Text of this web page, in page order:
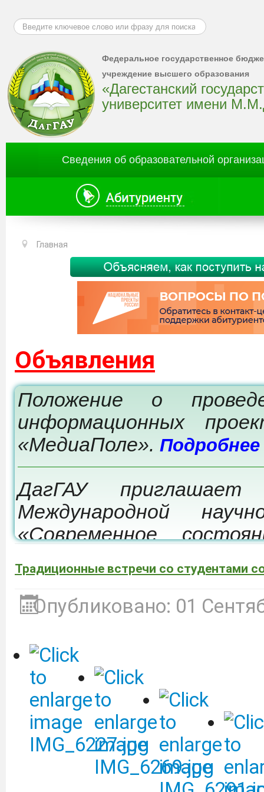
Искать...
Федеральное государственное
учреждение высшего образования
«Дагестанский
университет имени
Сведения об образовательной
Главная
Объявления
Положение о
информационных
«МедиаПоле». Подробнее
ДагГАУ
Международной
«Современное
которая состоится 24-
Депобразования
участие в
культуре
ВТБ (ПАО). Подробнее
Объявление о сдаче в
оборудованием.
Традиционные встречи со студентами
Опубликовано: 01